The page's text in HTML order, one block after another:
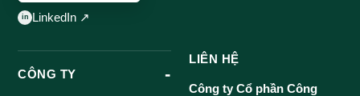
LinkedIn ↗
CÔNG TY
LIÊN HỆ
Công ty Cổ phần Công